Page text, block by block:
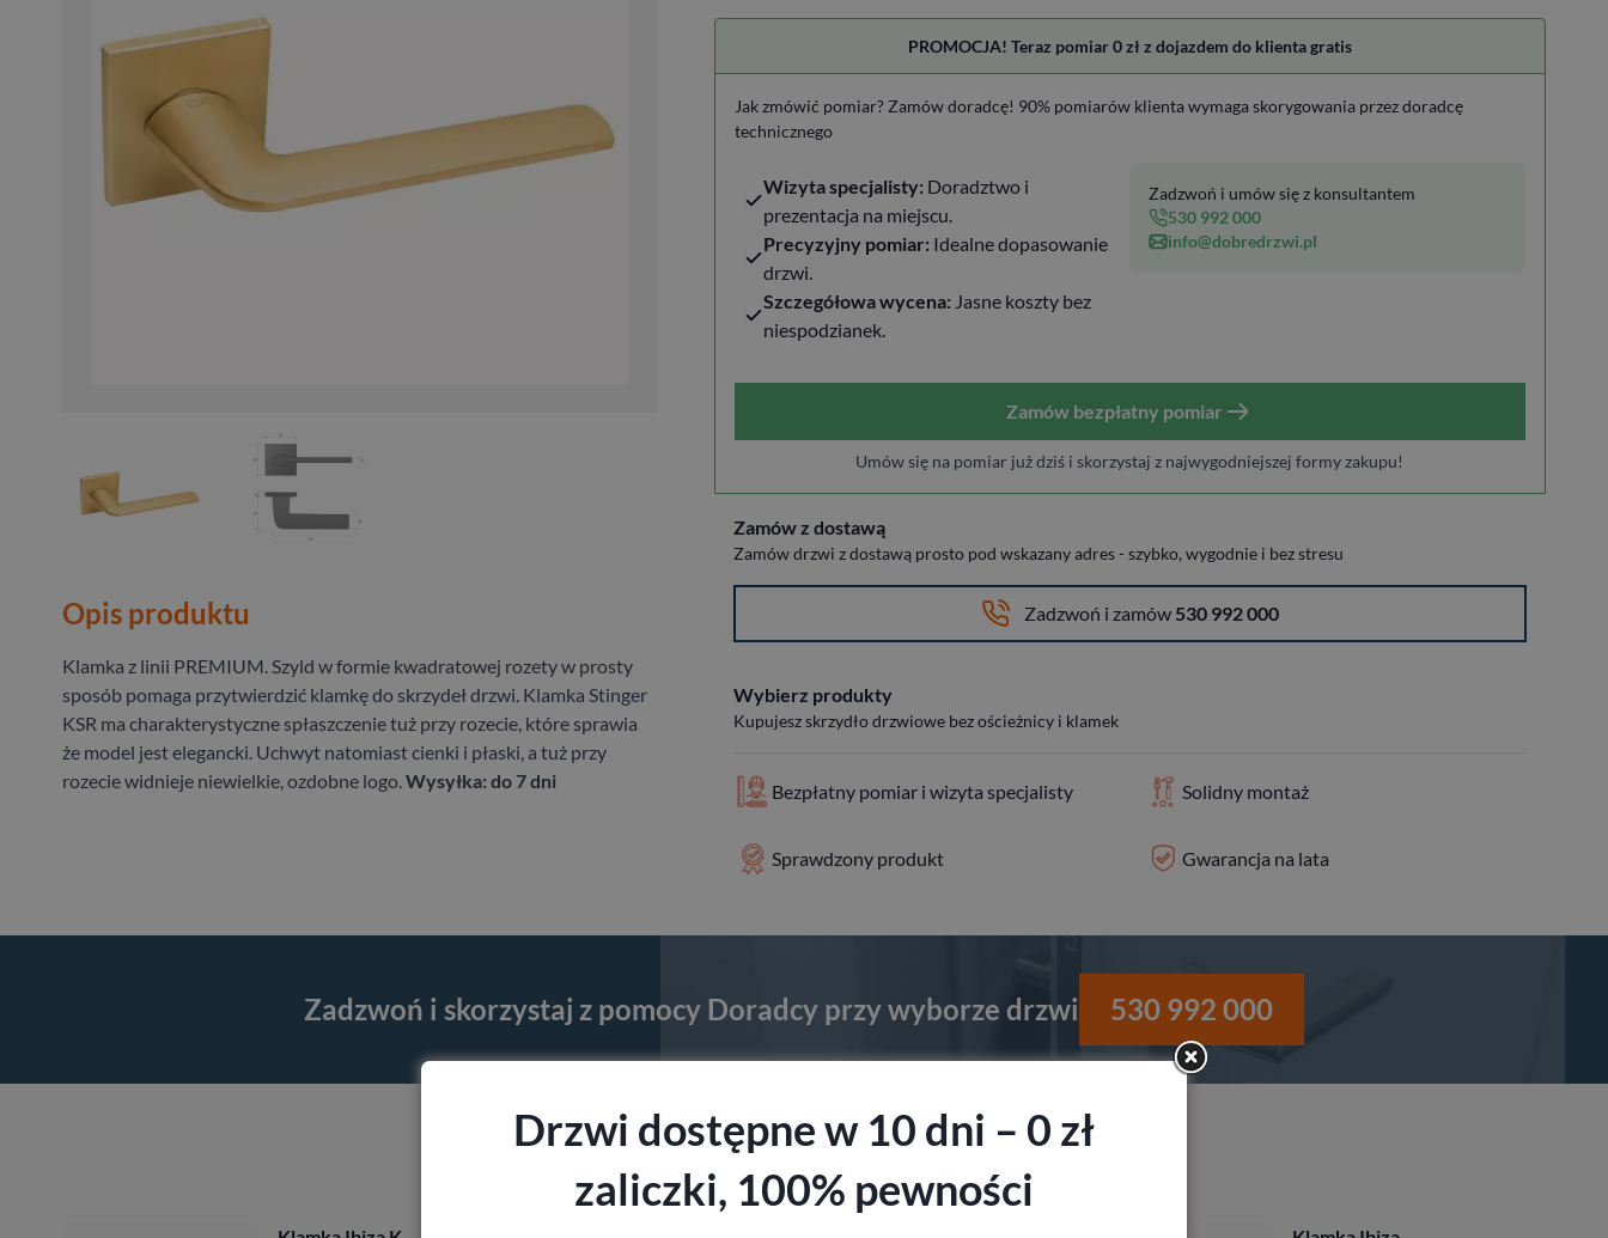
Opis produktu
Klamka z linii PREMIUM. Szyld w formie kwadratowej rozety w prosty
sposób pomaga przytwierdzić klamkę do skrzydeł drzwi. Klamka Stinger
KSR ma charakterystyczne spłaszczenie tuż przy rozecie, które sprawia
że model jest elegancki. Uchwyt natomiast cienki i płaski, a tuż przy
rozecie widnieje niewielkie, ozdobne logo. Wysyłka: do 7 dni
PROMOCJA! Teraz pomiar 0 zł z dojazdem do klienta gratis
Jak zmówić pomiar? Zamów doradcę! 90% pomiarów klienta wymaga skorygowania przez doradcę
technicznego
Wizyta specjalisty: Doradztwo i
prezentacja na miejscu.
Precyzyjny pomiar: Idealne dopasowanie
drzwi.
Szczegółowa wycena: Jasne koszty bez
niespodzianek.
Zadzwoń i umów się z konsultantem
530 992 000
info@dobredrzwi.pl
Zamów bezpłatny pomiar
Umów się na pomiar już dziś i skorzystaj z najwygodniejszej formy zakupu!
Zamów z dostawą
Zamów drzwi z dostawą prosto pod wskazany adres - szybko, wygodnie i bez stresu
Zadzwoń i zamów 530 992 000
Wybierz produkty
Kupujesz skrzydło drzwiowe bez ościeżnicy i klamek
Bezpłatny pomiar i wizyta specjalisty Solidny montaż
Sprawdzony produkt Gwarancja na lata
Zadzwoń i skorzystaj z pomocy Doradcy przy wyborze drzwi 530 992 000
Produkty z kategorii Akcesoria
Drzwi dostępne w 10 dni – 0 zł
zaliczki, 100% pewności